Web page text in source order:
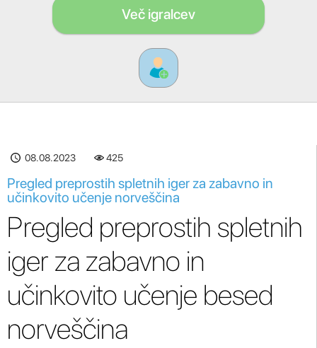
Več igralcev
08.08.2023 425
Pregled preprostih spletnih iger za zabavno in
učinkovito učenje norveščina
Pregled preprostih spletnih
iger za zabavno in
učinkovito učenje besed
norveščina